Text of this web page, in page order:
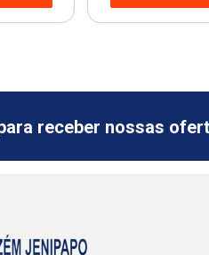
receber nossas